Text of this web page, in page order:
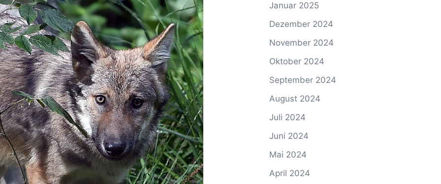
Januar 2025
Dezember 2024
November 2024
Oktober 2024
September 2024
August 2024
Juli 2024
Juni 2024
Mai 2024
April 2024